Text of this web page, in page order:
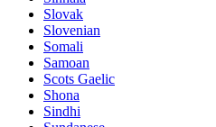
Slovak
Slovenian
Somali
Samoan
Scots Gaelic
Shona
Sindhi